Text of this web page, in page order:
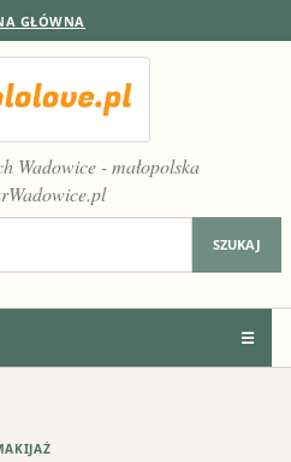
GŁÓWNA
Wadowice - małopolska
SZUKAJ
☰